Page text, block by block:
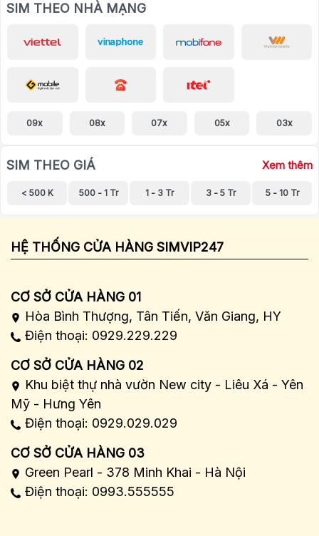
SIM THEO NHÀ MẠNG
09x 08x 07x 05x 03x
SIM THEO GIÁ Xem thêm
< 500 K 500 - 1 Tr 1 - 3 Tr 3 - 5 Tr 5 - 10 Tr
HỆ THỐNG CỬA HÀNG SIMVIP247
CƠ SỞ CỬA HÀNG 01
Hòa Bình Thượng, Tân Tiến, Văn Giang, HY
Điện thoại: 0929.229.229
CƠ SỞ CỬA HÀNG 02
Khu biệt thự nhà vườn New city - Liêu Xá - Yên
Mỹ - Hưng Yên
Điện thoại: 0929.029.029
CƠ SỞ CỬA HÀNG 03
Green Pearl - 378 Minh Khai - Hà Nội
Điện thoại: 0993.555555